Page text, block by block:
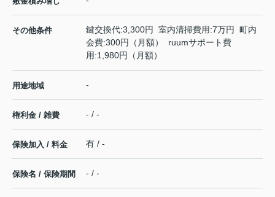
その他条件
鍵交換代:3,300円 室内清掃費用:7万円 町内
会費:300円（月額） ruumサポート費
用:1,980円（月額）
用途地域 -
権利金 / 雑費 - / -
保険加入 / 料金 有 / -
保険名 / 保険期間 - / -